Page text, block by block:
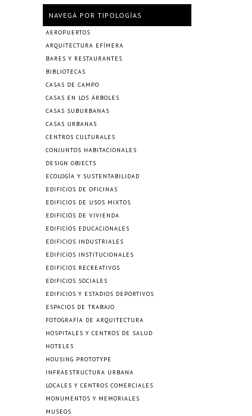
NAVEGÁ POR TIPOLOGÍAS
AEROPUERTOS
ARQUITECTURA EFÍMERA
BARES Y RESTAURANTES
BIBLIOTECAS
CASAS DE CAMPO
CASAS EN LOS ÁRBOLES
CASAS SUBURBANAS
CASAS URBANAS
CENTROS CULTURALES
CONJUNTOS HABITACIONALES
DESIGN OBJECTS
ECOLOGÍA Y SUSTENTABILIDAD
EDIFICIOS DE OFICINAS
EDIFICIOS DE USOS MIXTOS
EDIFICIOS DE VIVIENDA
EDIFICIOS EDUCACIONALES
EDIFICIOS INDUSTRIALES
EDIFICIOS INSTITUCIONALES
EDIFICIOS RECREATIVOS
EDIFICIOS SOCIALES
EDIFICIOS Y ESTADIOS DEPORTIVOS
ESPACIOS DE TRABAJO
FOTOGRAFÍA DE ARQUITECTURA
HOSPITALES Y CENTROS DE SALUD
HOTELES
HOUSING PROTOTYPE
INFRAESTRUCTURA URBANA
LOCALES Y CENTROS COMERCIALES
MONUMENTOS Y MEMORIALES
MUSEOS